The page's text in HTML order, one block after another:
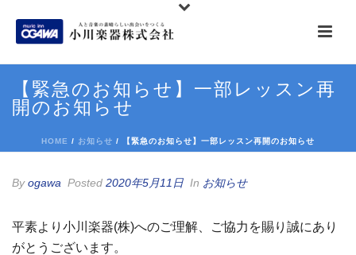
【緊急のお知らせ】一部レッスン再
開のお知らせ
HOME / お知らせ / 【緊急のお知らせ】一部レッスン再開のお知らせ
Byogawa Posted 2020年5月11日 In お知らせ
平素より小川楽器(株)へのご理解、ご協力を賜り誠にあり
がとうございます。